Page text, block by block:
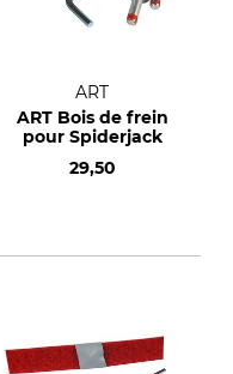
ART
ART Bois de frein
pour Spiderjack
29,50